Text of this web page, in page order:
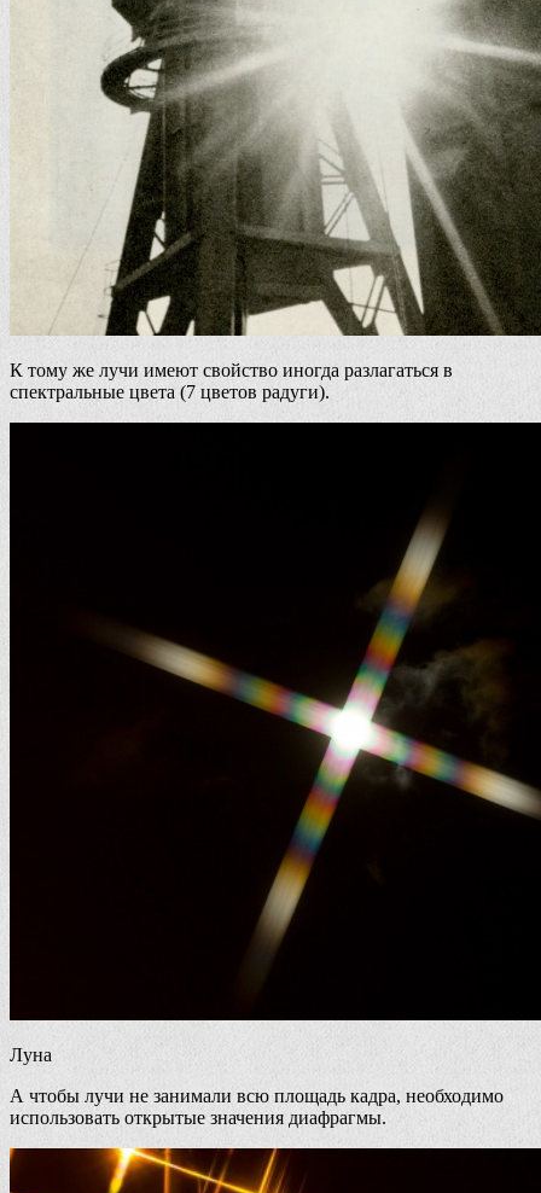
К тому же лучи имеют свойство иногда разлагаться в
спектральные цвета (7 цветов радуги).
Луна
А чтобы лучи не занимали всю площадь кадра, необходимо
использовать открытые значения диафрагмы.